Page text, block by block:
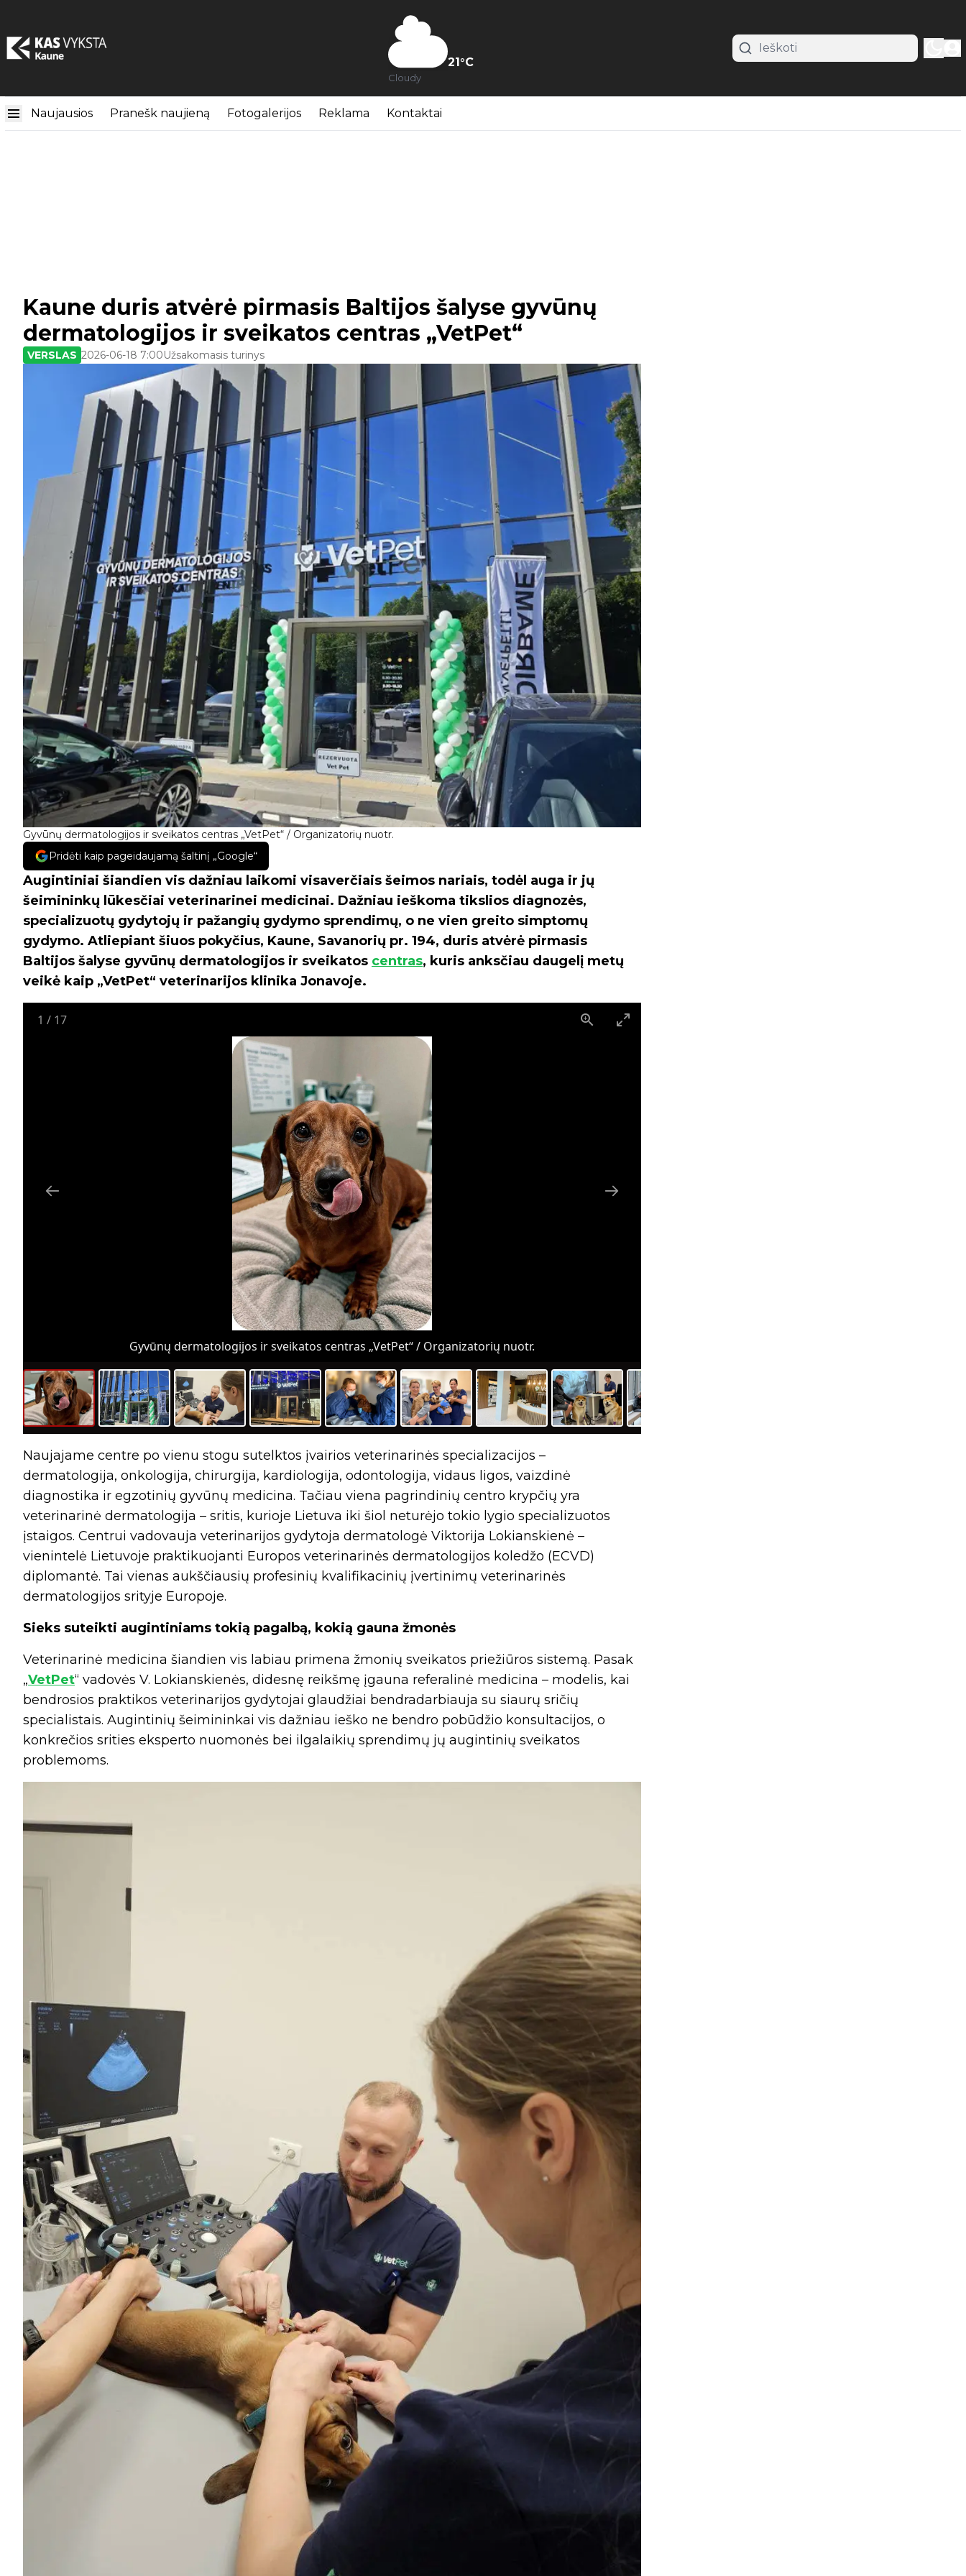
21°C
Cloudy
Naujausios Pranešk naujieną Fotogalerijos Reklama Kontaktai
Gyvūnų dermatologijos ir sveikatos centras „VetPet“ / Organizatorių nuotr.
Kaune duris atvėrė pirmasis Baltijos šalyse gyvūnų
dermatologijos ir sveikatos centras „VetPet“
VERSLAS 2026-06-18 7:00Užsakomasis turinys
Pridėti kaip pageidaujamą šaltinį „Google“
Augintiniai šiandien vis dažniau laikomi visaverčiais šeimos nariais, todėl auga ir jų
šeimininkų lūkesčiai veterinarinei medicinai. Dažniau ieškoma tikslios diagnozės,
specializuotų gydytojų ir pažangių gydymo sprendimų, o ne vien greito simptomų
gydymo. Atliepiant šiuos pokyčius, Kaune, Savanorių pr. 194, duris atvėrė pirmasis
Baltijos šalyse gyvūnų dermatologijos ir sveikatos centras, kuris anksčiau daugelį metų
veikė kaip „VetPet“ veterinarijos klinika Jonavoje.
1 / 17
Gyvūnų dermatologijos ir sveikatos centras „VetPet“ / Organizatorių nuotr.
Naujajame centre po vienu stogu sutelktos įvairios veterinarinės specializacijos –
dermatologija, onkologija, chirurgija, kardiologija, odontologija, vidaus ligos, vaizdinė
diagnostika ir egzotinių gyvūnų medicina. Tačiau viena pagrindinių centro krypčių yra
veterinarinė dermatologija – sritis, kurioje Lietuva iki šiol neturėjo tokio lygio specializuotos
įstaigos. Centrui vadovauja veterinarijos gydytoja dermatologė Viktorija Lokianskienė –
vienintelė Lietuvoje praktikuojanti Europos veterinarinės dermatologijos koledžo (ECVD)
diplomantė. Tai vienas aukščiausių profesinių kvalifikacinių įvertinimų veterinarinės
dermatologijos srityje Europoje.
Sieks suteikti augintiniams tokią pagalbą, kokią gauna žmonės
Veterinarinė medicina šiandien vis labiau primena žmonių sveikatos priežiūros sistemą. Pasak
„VetPet“ vadovės V. Lokianskienės, didesnę reikšmę įgauna referalinė medicina – modelis, kai
bendrosios praktikos veterinarijos gydytojai glaudžiai bendradarbiauja su siaurų sričių
specialistais. Augintinių šeimininkai vis dažniau ieško ne bendro pobūdžio konsultacijos, o
konkrečios srities eksperto nuomonės bei ilgalaikių sprendimų jų augintinių sveikatos
problemoms.